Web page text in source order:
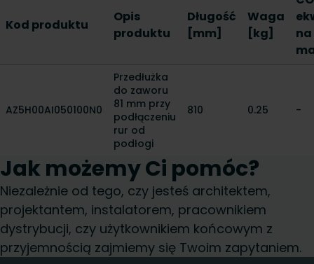
Kod produktu
Opis
produktu
Długość
[mm]
Waga
[kg]
AZ5H00AI050100N0
Przedłużka
do zaworu
81 mm przy
podłączeniu
rur od
podłogi
810 0.25 -
Jak możemy Ci pomóc?
Niezależnie od tego, czy jesteś architektem,
projektantem, instalatorem, pracownikiem
dystrybucji, czy użytkownikiem końcowym z
przyjemnością zajmiemy się Twoim zapytaniem.